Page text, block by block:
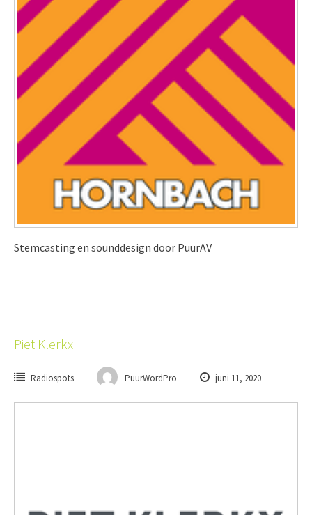
Stemcasting en sounddesign door PuurAV
Piet Klerkx
Radiospots PuurWordPro juni 11, 2020